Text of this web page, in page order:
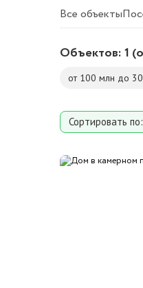
Объектов:1
Все объекты
от 100 млн до
Сортировать по:
Площади